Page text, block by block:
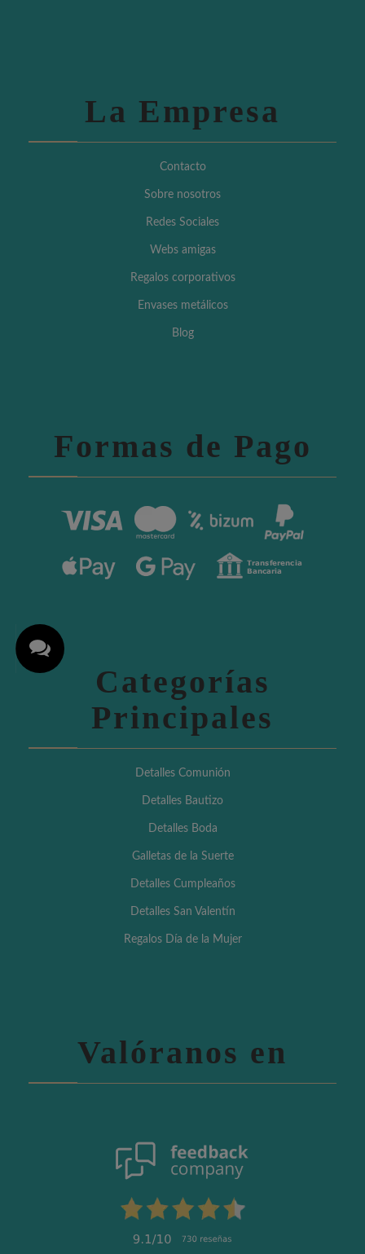
La Empresa
Contacto
Sobre nosotros
Redes Sociales
Webs amigas
Regalos corporativos
Envases metálicos
Blog
Formas de Pago
Categorías
Principales
Detalles Comunión
Detalles Bautizo
Detalles Boda
Galletas de la Suerte
Detalles Cumpleaños
Detalles San Valentín
Regalos Día de la Mujer
Valóranos en